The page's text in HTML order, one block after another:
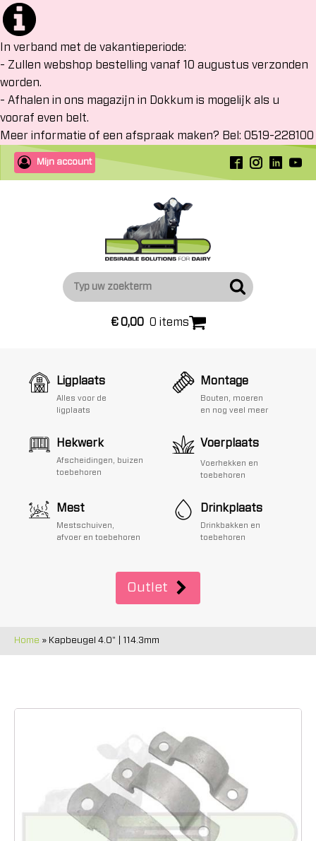
In verband met de vakantieperiode:
- Zullen webshop bestelling vanaf 10 augustus verzonden
worden.
- Afhalen in ons magazijn in Dokkum is mogelijk als u
vooraf even belt.
Meer informatie of een afspraak maken? Bel: 0519-228100
Mijn account
€0,00 0 items
Ligplaats
Alles voor de
ligplaats
Montage
Bouten, moeren
en nog veel meer
Hekwerk
Afscheidingen, buizen
toebehoren
Voerplaats
Voerhekken en
toebehoren
Mest
Mestschuiven,
afvoer en toebehoren
Drinkplaats
Drinkbakken en
toebehoren
Outlet
Home » Kapbeugel 4.0" | 114.3mm